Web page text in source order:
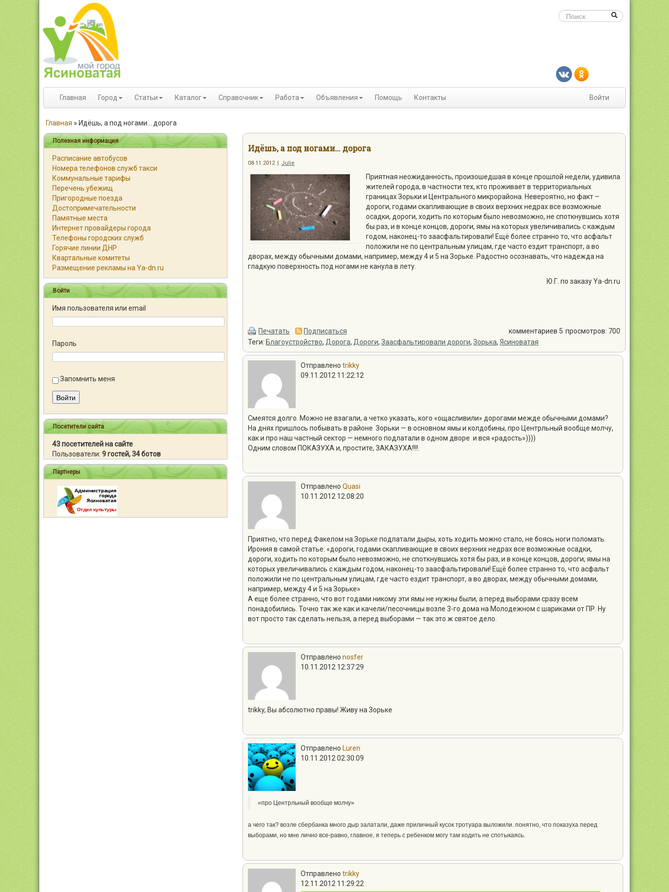
Главная Город Статьи Каталог Справочник Работа Объявления Помощь Контакты Войти
Главная » Идёшь, а под ногами… дорога
Полезная информация
Расписание автобусов
Номера телефонов служб такси
Коммунальные тарифы
Перечень убежищ
Пригородные поезда
Достопримечательности
Памятные места
Интернет провайдеры города
Телефоны городских служб
Горячие линии ДНР
Квартальные комитеты
Размещение рекламы на Ya-dn.ru
Войти
Имя пользователя или email
Пароль
Запомнить меня
Войти
Посетители сайта
43 посетителей на сайте
Пользователи: 9 гостей, 34 ботов
Партнеры
Идёшь, а под ногами… дорога
08.11.2012 Julie
Приятная неожиданность, произошедшая в конце прошлой недели, удивила
жителей города, в частности тех, кто проживает в территориальных
границах Зорьки и Центрального микрорайона. Невероятно, но факт –
дороги, годами скапливающие в своих верхних недрах все возможные
осадки, дороги, ходить по которым было невозможно, не споткнувшись хотя
бы раз, и в конце концов, дороги, ямы на которых увеличивались с каждым
годом, наконец-то заасфальтировали! Ещё более странно то, что асфальт
положили не по центральным улицам, где часто ездит транспорт, а во
дворах, между обычными домами, например, между 4 и 5 на Зорьке. Радостно осознавать, что надежда на
гладкую поверхность под ногами не канула в лету.
Ю.Г. по заказу Ya-dn.ru
Печатать Подписаться просмотров: 700
комментариев 5
Теги: Благоустройство, Дорога, Дороги, Заасфальтировали дороги, Зорька, Ясиноватая
Отправлено trikky
09.11.2012 11:22:12
Смеятся долго. Можно не взагали, а четко указать, кого «ощасливили» дорогами межде обычными домами?
На днях пришлось побывать в районе Зорьки — в основном ямы и колдобины, про Центрльный вообще молчу,
как и про наш частный сектор — немного подлатали в одном дворе и вся «радость»))))
Одним словом ПОКАЗУХА и, простите, ЗАКАЗУХА!!!!.
Отправлено Quasi
10.11.2012 12:08:20
Приятно, что перед Факелом на Зорьке подлатали дыры, хоть ходить можно стало, не боясь ноги поломать.
Ирония в самой статье: «дороги, годами скапливающие в своих верхних недрах все возможные осадки,
дороги, ходить по которым было невозможно, не споткнувшись хотя бы раз, и в конце концов, дороги, ямы на
которых увеличивались с каждым годом, наконец-то заасфальтировали! Ещё более странно то, что асфальт
положили не по центральным улицам, где часто ездит транспорт, а во дворах, между обычными домами,
например, между 4 и 5 на Зорьке»
А еще более странно, что вот годами никому эти ямы не нужны были, а перед выборами сразу всем
понадобились. Точно так же как и качели/песочницы возле 3-го дома на Молодежном с шариками от ПР. Ну
вот просто так сделать нельзя, а перед выборами — так это ж святое дело.
Отправлено nosfer
10.11.2012 12:37:29
trikky, Вы абсолютно правы! Живу на Зорьке
Отправлено Luren
10.11.2012 02:30:09
«про Центрльный вообще молчу»
а чего так? возле сбербанка много дыр залатали, даже приличный кусок тротуара выложили. понятно, что показуха перед
выборами, но мне лично все-равно, главное, я теперь с ребенком могу там ходить не спотыкаясь.
Отправлено trikky
12.11.2012 11:29:22